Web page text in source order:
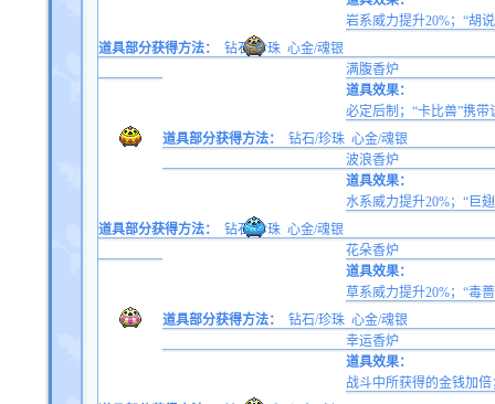
岩系威力提升20%；“胡
道具部分获得方法：
钻石/珍珠 心金/魂银
满腹香炉
道具效果：
必定后制；“卡比兽”携
道具部分获得方法：
钻石/珍珠 心金/魂银
波浪香炉
道具效果：
水系威力提升20%；“巨
道具部分获得方法：
钻石/珍珠 心金/魂银
花朵香炉
道具效果：
草系威力提升20%；“毒
道具部分获得方法：
钻石/珍珠 心金/魂银
幸运香炉
道具效果：
战斗中所获得的金钱加